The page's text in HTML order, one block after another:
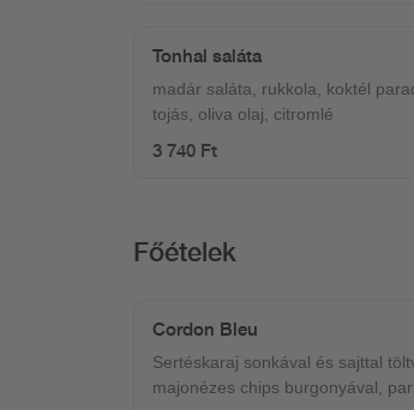
Tonhal saláta
madár saláta, rukkola, koktél
tojás, oliva olaj, citromlé
3 740 Ft
Főételek
Cordon Bleu
Sertéskaraj sonkával és sajttal
majonézes chips burgonyával,